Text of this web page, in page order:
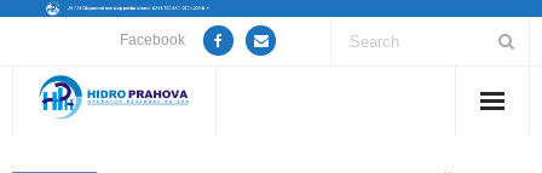
Facebook